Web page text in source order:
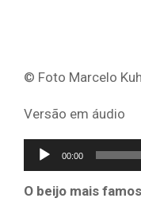
© Foto Marcelo
Versão em áudio
Tocador
de
áudio
00:00
O beijo mais